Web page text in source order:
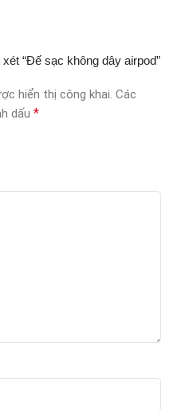
“Đế sạc không dây airpod”
hiển thị công khai. Các
dấu *